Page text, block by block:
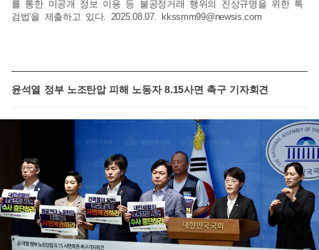
를 통한 미공개 정보 이용 등 불공정거래 행위의 진상규명을 위한 특
검법'을 제출하고 있다. 2025.08.07. kkssmm99@newsis.com
윤석열 정부 노조탄압 피해 노동자 8.15사면 촉구 기자회견